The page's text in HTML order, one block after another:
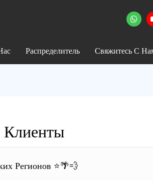
Распределитель Свяжитесь С
Регионов ⭐🌴💨